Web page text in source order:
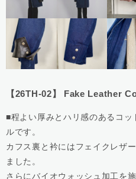
【26TH-02】 Fake Leather
■程よい厚みとハリ感のあるコ
ルです。
カフス裏と衿にはフェイクレザ
ました。
さらにバイオウォッシュ加工を